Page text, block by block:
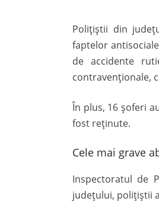
Polițiștii din
faptelor
de accidente
contravenționale,
În plus, 16 șoferi
fost reținute.
Cele mai grave
Inspectoratul de
județului, polițiștii